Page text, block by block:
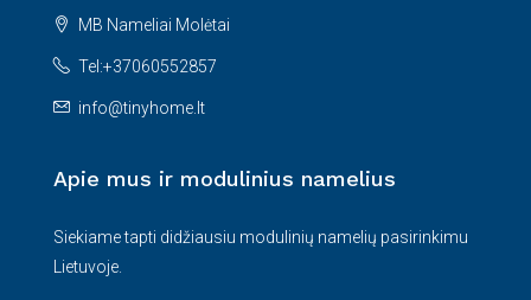
MB Nameliai Molėtai
Tel:+37060552857
info@tinyhome.lt
Apie mus ir modulinius namelius
Siekiame tapti didžiausiu modulinių namelių pasirinkimu
Lietuvoje.